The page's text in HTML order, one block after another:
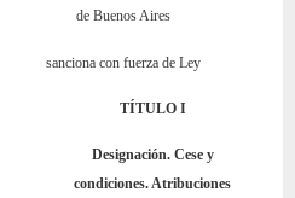
de Buenos Aires
sanciona con fuerza de Ley
TÍTULO I
Designación. Cese y
condiciones. Atribuciones